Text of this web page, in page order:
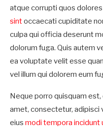
atque corrupti quos
sintoccaecati cupiditate
culpa qui officia deserunt
dolorum fuga. Quis autem
ea voluptate velit esse
vel illum qui dolorem eum
Neque porro quisquam
amet, consectetur, adipisci
eius modi tempora incidunt